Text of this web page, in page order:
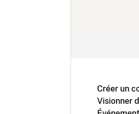
Créer un
Visionner